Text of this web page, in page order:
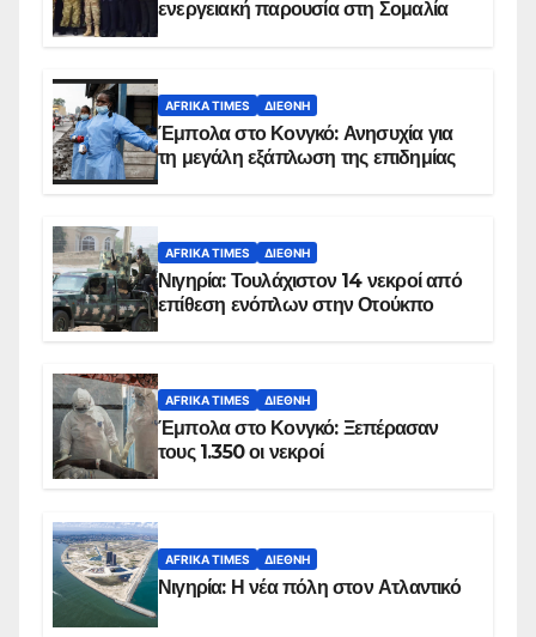
ενεργειακή παρουσία στη Σομαλία
AFRIKA TIMES ΔΙΕΘΝΉ
Έμπολα στο Κονγκό: Ανησυχία για
τη μεγάλη εξάπλωση της επιδημίας
AFRIKA TIMES ΔΙΕΘΝΉ
Νιγηρία: Τουλάχιστον 14 νεκροί από
επίθεση ενόπλων στην Οτούκπο
AFRIKA TIMES ΔΙΕΘΝΉ
Έμπολα στο Κονγκό: Ξεπέρασαν
τους 1.350 οι νεκροί
AFRIKA TIMES ΔΙΕΘΝΉ
Νιγηρία: Η νέα πόλη στον Ατλαντικό